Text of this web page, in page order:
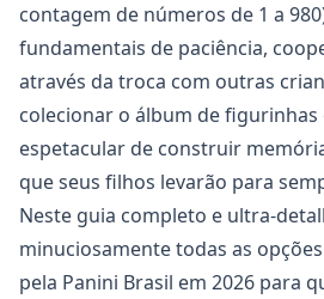
contagem de números de 1 a
fundamentais de paciência,
através da troca com outras
colecionar o álbum de
espetacular de construir
que seus filhos levarão para
Neste guia completo e ultra-
minuciosamente todas as
pela Panini Brasil em 2026 para